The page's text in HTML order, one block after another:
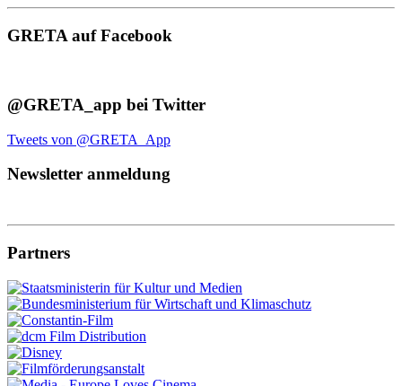
GRETA auf Facebook
@GRETA_app bei Twitter
Tweets von @GRETA_App
Newsletter anmeldung
Partners